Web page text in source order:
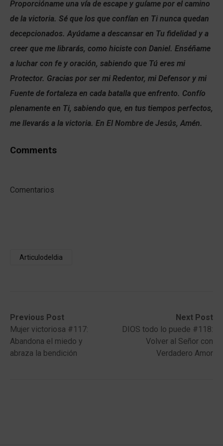
Proporcióname una vía de escape y guíame por el camino
de la victoria. Sé que los que confían en Ti nunca quedan
decepcionados. Ayúdame a descansar en Tu fidelidad y a
creer que me librarás, como hiciste con Daniel. Enséñame
a luchar con fe y oración, sabiendo que Tú eres mi
Protector. Gracias por ser mi Redentor, mi Defensor y mi
Fuente de fortaleza en cada batalla que enfrento. Confío
plenamente en Ti, sabiendo que, en tus tiempos perfectos,
me llevarás a la victoria. En El Nombre de Jesús, Amén.
Comments
Comentarios
Articulodeldia
Post
navigation
Previous Post
Previous
post:Mujer victoriosa #117:
Abandona el miedo y
abraza la bendición
Next Post
Next
post:
DIOS todo lo puede #118:
Volver al Señor con
Verdadero Amor